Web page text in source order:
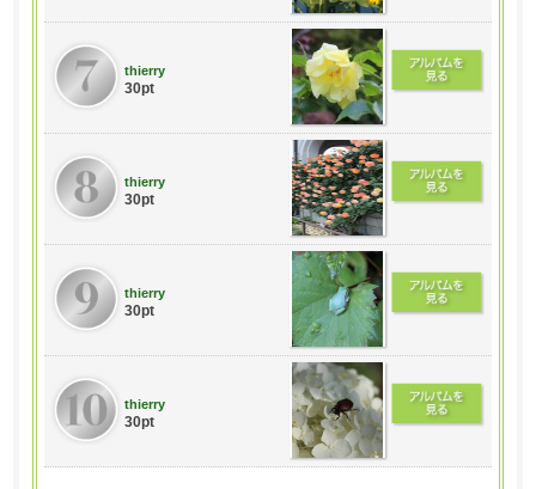
thierry
30pt
thierry
30pt
thierry
30pt
thierry
30pt